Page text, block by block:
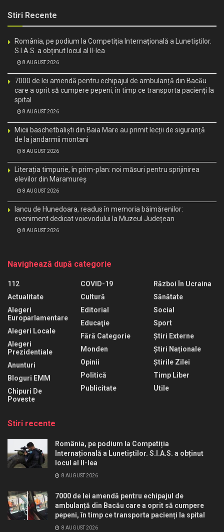
Stiri Recente
România, pe podium la Competiția Internațională a Lunetiștilor.
S.I.A.S. a obținut locul al II-lea
8 AUGUST 2026
7000 de lei amendă pentru echipajul de ambulanță din Bacău
care a oprit să cumpere pepeni, în timp ce transporta pacienți la
spital
8 AUGUST 2026
Micii baschetbaliști din Baia Mare au primit lecții de siguranță
de la jandarmii montani
8 AUGUST 2026
Literația timpurie, în prim-plan: noi măsuri pentru sprijinirea
elevilor din Maramureș
8 AUGUST 2026
Iancu de Hunedoara, readus în memoria băimărenilor:
eveniment dedicat voievodului la Muzeul Județean
8 AUGUST 2026
Navighează după categorie
112
Actualitate
Alegeri
Europarlamentare
Alegeri Locale
Alegeri
Prezidentiale
Anunturi
Bloguri EMM
Chipuri De
Poveste
COVID-19
Cultură
Editorial
Educaţie
Fără Categorie
Monden
Opinii
Politică
Publicitate
Război În Ucraina
Sănătate
Social
Sport
Știri Externe
Știri Naționale
Știrile Zilei
Timp Liber
Utile
Stiri recente
România, pe podium la Competiția
Internațională a Lunetiștilor. S.I.A.S. a obținut
locul al II-lea
8 AUGUST 2026
7000 de lei amendă pentru echipajul de
ambulanță din Bacău care a oprit să cumpere
pepeni, în timp ce transporta pacienți la spital
8 AUGUST 2026